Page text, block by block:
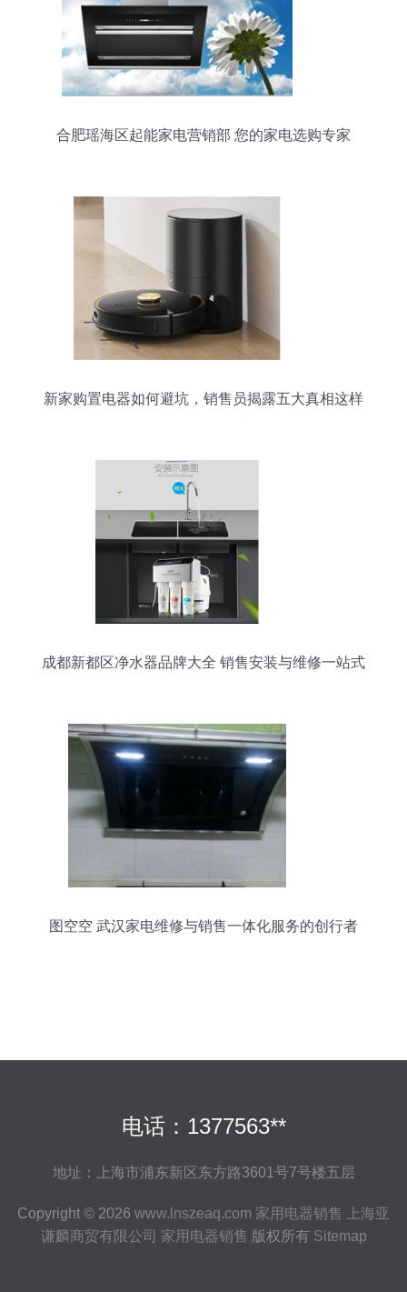
合肥瑶海区起能家电营销部 您的家电选购专家
新家购置电器如何避坑，销售员揭露五大真相这样
成都新都区净水器品牌大全 销售安装与维修一站式
图空空 武汉家电维修与销售一体化服务的创行者
电话：1377563**
地址：上海市浦东新区东方路3601号7号楼五层
Copyright © 2026 www.lnszeaq.com 家用电器销售
上海亚
谦麟商贸有限公司 家用电器销售 版权所有 Sitemap